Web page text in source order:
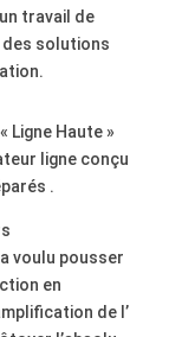
travail de
solutions
Ligne Haute »
ligne conçu
.
voulu pousser
en
de l’